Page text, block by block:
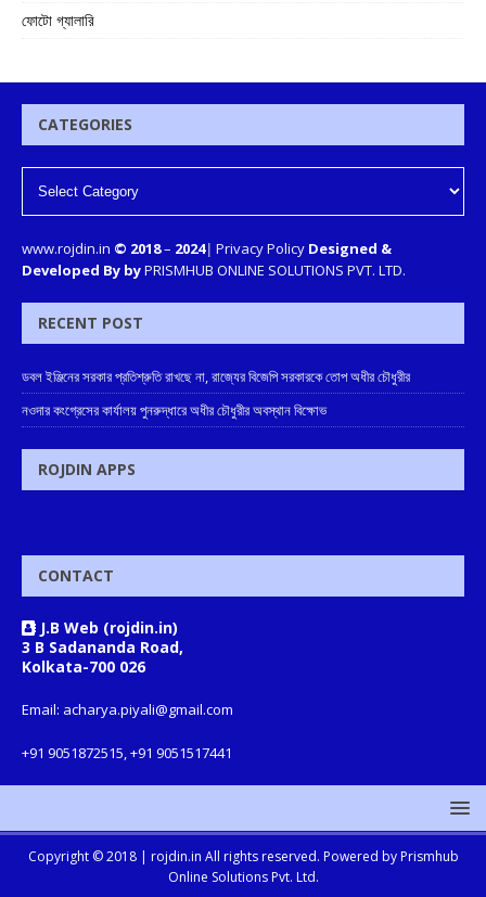
ফোটো গ্যালারি
CATEGORIES
www.rojdin.in © 2018– 2024| Privacy Policy Designed &
Developed By byPRISMHUB ONLINE SOLUTIONS PVT. LTD.
RECENT POST
ডবল ইঞ্জিনের সরকার প্রতিশ্রুতি রাখছে না, রাজ্যের বিজেপি সরকারকে তোপ অধীর চৌধুরীর
নওদার কংগ্রেসের কার্যালয় পুনরুদ্ধারে অধীর চৌধুরীর অবস্থান বিক্ষোভ
ROJDIN APPS
CONTACT
J.B Web (rojdin.in)
3 B Sadananda Road,
Kolkata-700 026
Email: acharya.piyali@gmail.com
+91 9051872515, +91 9051517441
Copyright © 2018 | rojdin.in All rights reserved. Powered by Prismhub
Online Solutions Pvt. Ltd.